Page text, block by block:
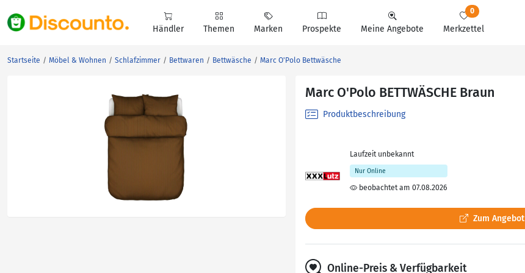
Händler Themen Marken Prospekte Meine Angebote Merkzettel
0
Startseite Möbel & Wohnen Schlafzimmer Bettwaren Bettwäsche Marc O'Polo Bettwäsche
Marc O'Polo BETTWÄSCHE Braun
Produktbeschreibung
Laufzeit unbekannt
Nur Online
beobachtet am 07.08.2026
Zum Angebot
Online-Preis & Verfügbarkeit